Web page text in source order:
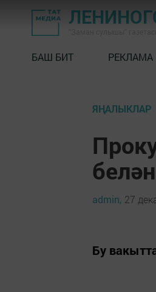
БАШ БИТ РЕКЛАМА
ЯҢАЛЫКЛАР
admin, 27
Бу